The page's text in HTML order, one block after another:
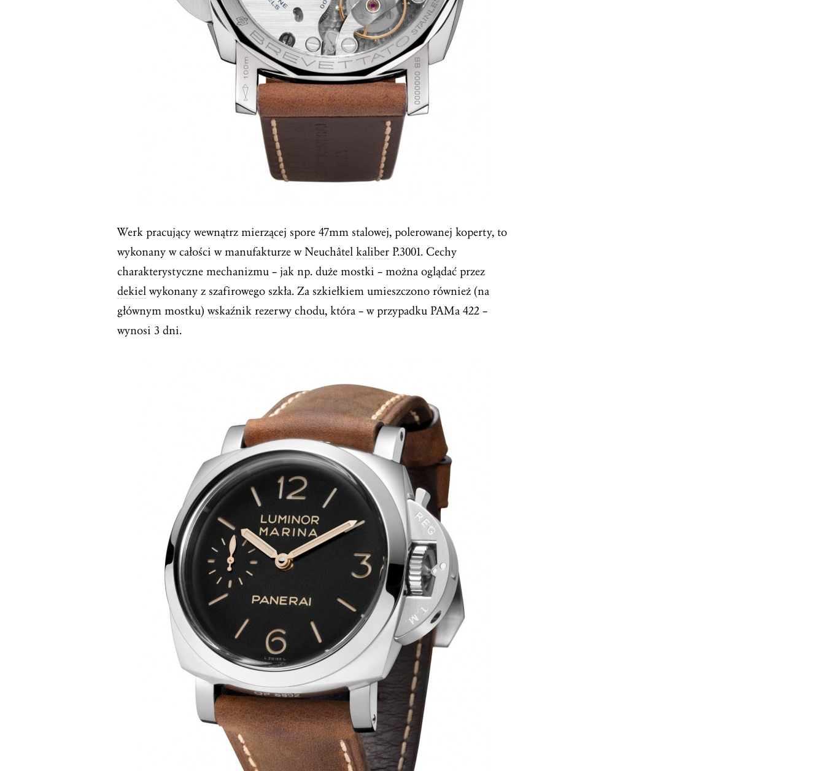
Werk pracujący wewnątrz mierzącej spore 47mm stalowej, polerowanej koperty, to
wykonany w całości w manufakturze w Neuchâtel kaliber P.3001. Cechy
charakterystyczne mechanizmu – jak np. duże mostki – można oglądać przez
dekiel wykonany z szafirowego szkła. Za szkiełkiem umieszczono również (na
głównym mostku) wskaźnik rezerwy chodu, która – w przypadku PAMa 422 –
wynosi 3 dni.